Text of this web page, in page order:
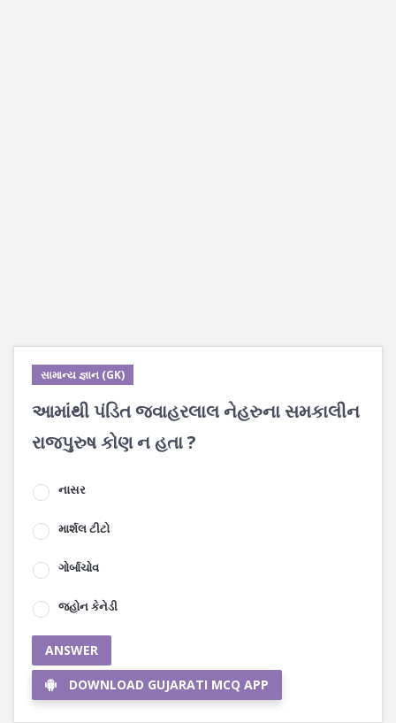
સામાન્ય જ્ઞાન (GK)
આમાંથી પંડિત જવાહરલાલ નેહરુના સમકાલીન
રાજપુરુષ કોણ ન હતા ?
નાસર
માર્શલ ટીટો
ગોર્બાચોવ
જહોન કેનેડી
ANSWER
DOWNLOAD GUJARATI MCQ APP